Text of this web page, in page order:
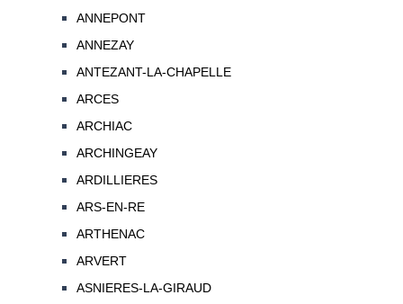
ANNEPONT
ANNEZAY
ANTEZANT-LA-CHAPELLE
ARCES
ARCHIAC
ARCHINGEAY
ARDILLIERES
ARS-EN-RE
ARTHENAC
ARVERT
ASNIERES-LA-GIRAUD